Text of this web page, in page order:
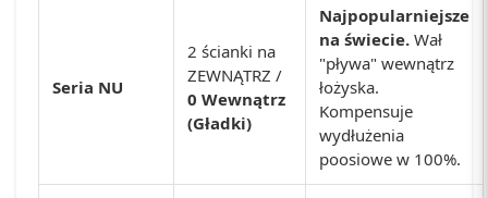
Seria NU
2 ścianki na
ZEWNĄTRZ /
0 Wewnątrz
(Gładki)
Najpopularniejsze
na świecie. Wał
"pływa" wewnątrz
łożyska.
Kompensuje
wydłużenia
poosiowe w 100%.